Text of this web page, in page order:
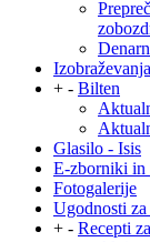
+ - Bilten
Glasilo - Isis
E-zborniki in
Fotogalerije
Ugodnosti za
+ - Recepti